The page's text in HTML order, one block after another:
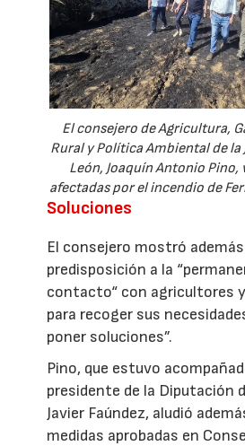
El consejero de Agricultura,
Rural y Política Ambiental de la
León, Joaquín Antonio Pino,
afectadas por el incendio de
Soluciones
El consejero mostró
predisposición a la
contacto“ con agricultores
para recoger sus
poner soluciones”.
Pino, que estuvo
presidente de la Diputación
Javier Faúndez, aludió
medidas aprobadas en